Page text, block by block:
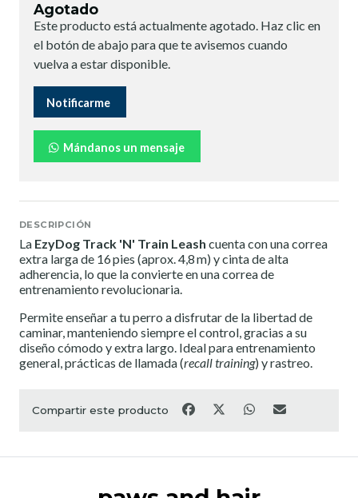
Agotado
Este producto está actualmente agotado. Haz clic en
el botón de abajo para que te avisemos cuando
vuelva a estar disponible.
Notificarme
Mándanos un mensaje
DESCRIPCIÓN
La EzyDog Track 'N' Train Leash cuenta con una correa
extra larga de 16 pies (aprox. 4,8 m) y cinta de alta
adherencia, lo que la convierte en una correa de
entrenamiento revolucionaria.
Permite enseñar a tu perro a disfrutar de la libertad de
caminar, manteniendo siempre el control, gracias a su
diseño cómodo y extra largo. Ideal para entrenamiento
general, prácticas de llamada (recall training) y rastreo.
Compartir este producto